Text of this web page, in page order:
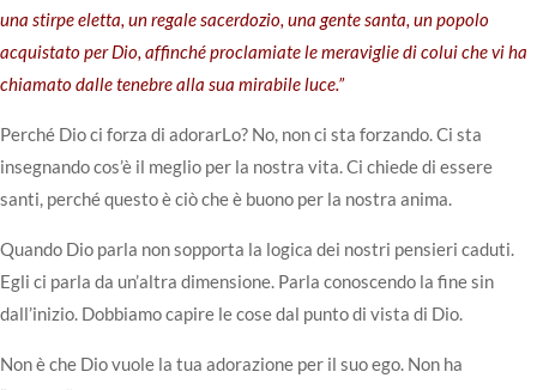
una stirpe eletta, un regale sacerdozio, una gente santa, un popolo
acquistato per Dio, affinché proclamiate le meraviglie di colui che vi ha
chiamato dalle tenebre alla sua mirabile luce.”
Perché Dio ci forza di adorarLo? No, non ci sta forzando. Ci sta
insegnando cos’è il meglio per la nostra vita. Ci chiede di essere
santi, perché questo è ciò che è buono per la nostra anima.
Quando Dio parla non sopporta la logica dei nostri pensieri caduti.
Egli ci parla da un’altra dimensione. Parla conoscendo la fine sin
dall’inizio. Dobbiamo capire le cose dal punto di vista di Dio.
Non è che Dio vuole la tua adorazione per il suo ego. Non ha